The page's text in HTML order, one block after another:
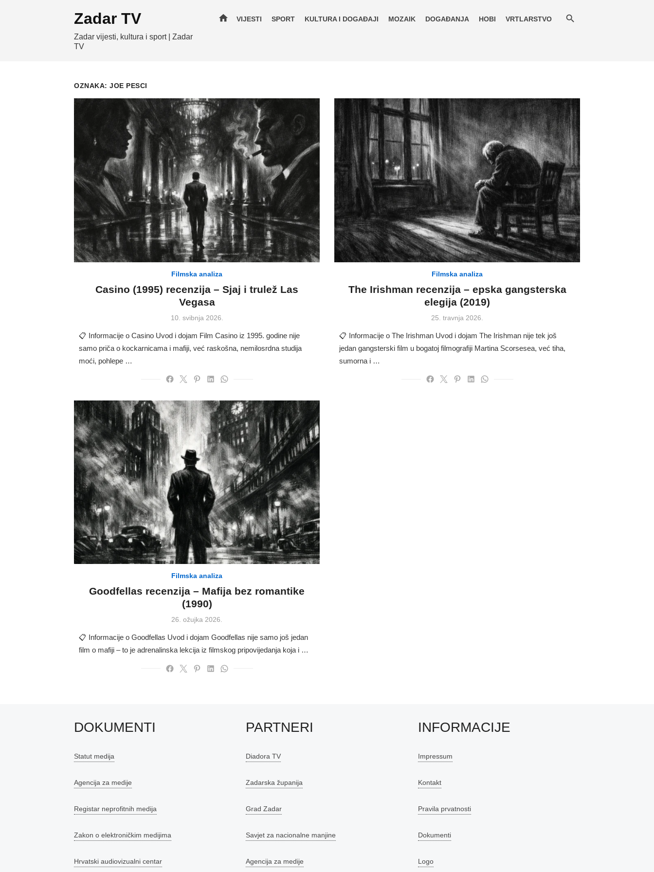
Zadar TV
Zadar vijesti, kultura i sport | Zadar
TV
home VIJESTI SPORT KULTURA I DOGAĐAJI MOZAIK DOGAĐANJA HOBI VRTLARSTVO
OZNAKA: JOE PESCI
Filmska analiza
Casino (1995) recenzija – Sjaj i trulež Las
Vegasa
Posted
10. svibnja 2026.
📋 Informacije o Casino Uvod i dojam Film Casino iz 1995. godine nije
samo priča o kockarnicama i mafiji, već raskošna, nemilosrdna studija
moći, pohlepe …
Filmska analiza
The Irishman recenzija – epska gangsterska
elegija (2019)
Posted
25. travnja 2026.
📋 Informacije o The Irishman Uvod i dojam The Irishman nije tek još
jedan gangsterski film u bogatoj filmografiji Martina Scorsesea, već tiha,
sumorna i …
Filmska analiza
Goodfellas recenzija – Mafija bez romantike
(1990)
Posted
26. ožujka 2026.
📋 Informacije o Goodfellas Uvod i dojam Goodfellas nije samo još jedan
film o mafiji – to je adrenalinska lekcija iz filmskog pripovijedanja koja i …
DOKUMENTI
Statut medija
Agencija za medije
Registar neprofitnih medija
Zakon o elektroničkim medijima
Hrvatski audiovizualni centar
PARTNERI
Diadora TV
Zadarska županija
Grad Zadar
Savjet za nacionalne manjine
Agencija za medije
INFORMACIJE
Impressum
Kontakt
Pravila prvatnosti
Dokumenti
Logo